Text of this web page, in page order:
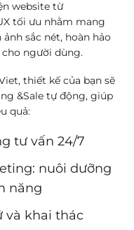
website từ
tối ưu nhằm mang
sắc nét, hoàn hảo
người dùng.
thiết kế của bạn sẽ
&Sale tự động, giúp
quả:
tư vấn 24/7
nuôi dưỡng
năng
và khai thác